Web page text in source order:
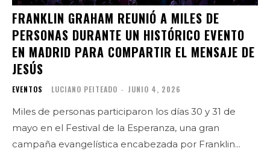
FRANKLIN GRAHAM REUNIÓ A MILES DE
PERSONAS DURANTE UN HISTÓRICO EVENTO
EN MADRID PARA COMPARTIR EL MENSAJE DE
JESÚS
EVENTOS LUCIANO PEITEADO - JUNIO 4, 2026
Miles de personas participaron los días 30 y 31 de
mayo en el Festival de la Esperanza, una gran
campaña evangelística encabezada por Franklin...